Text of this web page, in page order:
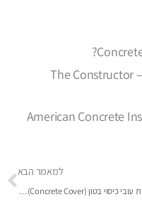
The Constructor
American Concrete
למאמר הבא
מדידת עובי כיסוי בטון (Concrete Cover): כללי היסוד